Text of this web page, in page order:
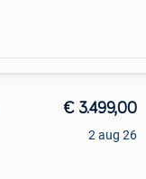
€ 3.499,00
2 aug 26